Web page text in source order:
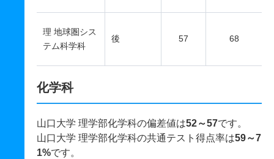
理 地球圏シス
テム科学科
後 57 68
化学科
山口大学 理学部化学科の偏差値は52～57です。
山口大学 理学部化学科の共通テスト得点率は59～7
1%です。